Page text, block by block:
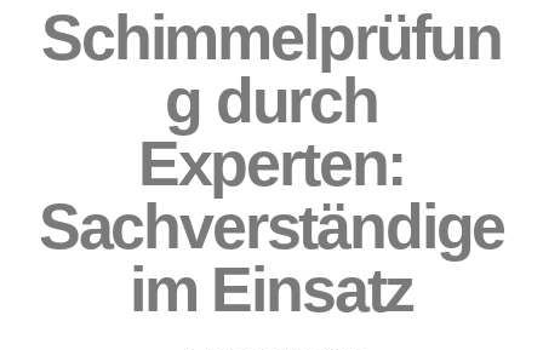
Schimmelprüfun
g durch
Experten:
Sachverständige
im Einsatz